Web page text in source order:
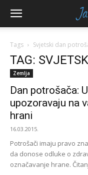
Tags Svjetski dan
TAG:
Zemlja
Dan potrošača:
upozoravaju na
hrani
16.03.2015.
Potrošači imaju pravo
da donose odluke o
označavanje hrane.